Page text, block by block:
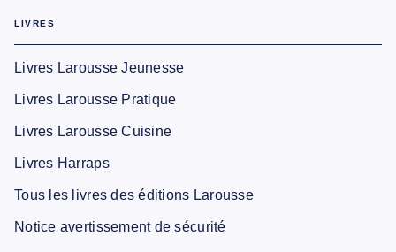
LIVRES
Livres Larousse Jeunesse
Livres Larousse Pratique
Livres Larousse Cuisine
Livres Harraps
Tous les livres des éditions Larousse
Notice avertissement de sécurité